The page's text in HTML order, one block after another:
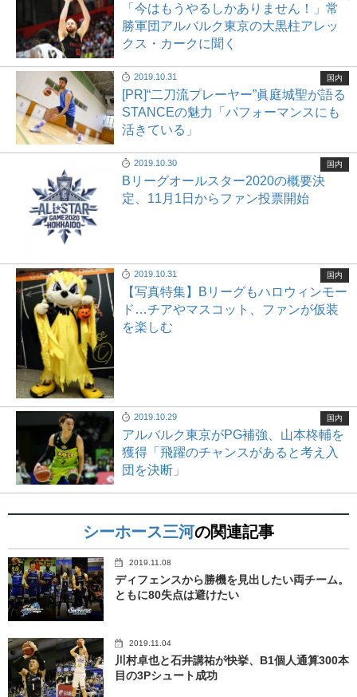
「今はもうやるしかありません！」常
勝軍団アルバルク東京の大黒柱アレッ
クス・カークに聞く
2019.10.31
[PR]“二刀流プレーヤー”眞庭城聖が語る
STANCEの魅力「パフォーマンスにも
活きている」
国内
2019.10.30
Bリーグオールスター2020の概要決
定、11月1日からファン投票開始
国内
2019.10.31
【写真特集】Bリーグもハロウィンモー
ド…チアやマスコット、ファンが仮装
を楽しむ
国内
2019.10.29
アルバルク東京がPG補強、山本柊輔を
獲得「飛躍のチャンスがあると考え入
団を決断」
国内
シーホース三河の関連記事
2019.11.08
ディフェンスから勝機を見出したい両チーム。
ともに80失点は避けたい
2019.11.04
川村卓也と石井講祐が快挙、B1個人通算300本
目の3Pシュート成功